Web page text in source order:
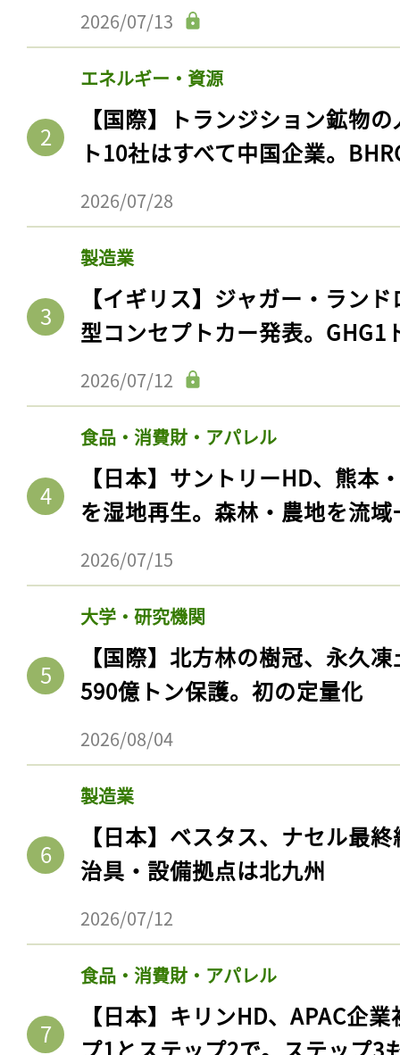
2026/07/13
エネルギー・資源
【国際】トランジション鉱物
ト10社はすべて中国企業。
2026/07/28
製造業
【イギリス】ジャガー・ラン
型コンセプトカー発表。GHG1
2026/07/12
食品・消費財・アパレル
【日本】サントリーHD、熊本
を湿地再生。森林・農地を流
2026/07/15
大学・研究機関
【国際】北方林の樹冠、永久
590億トン保護。初の定量化
2026/08/04
製造業
【日本】ベスタス、ナセル最
治具・設備拠点は北九州
2026/07/12
食品・消費財・アパレル
【日本】キリンHD、APAC企
記事をお気に入りに
ログイン
会員登録